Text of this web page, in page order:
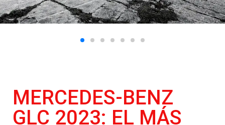
MERCEDES-BENZ
GLC 2023: EL MÁS